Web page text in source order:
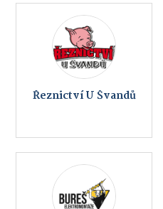
Řeznictví U Švandů